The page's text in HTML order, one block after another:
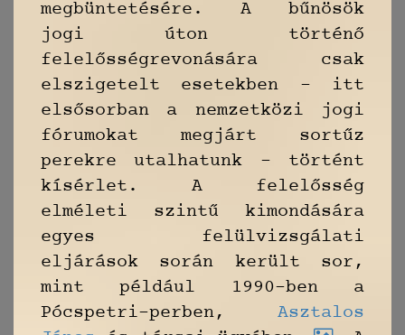
megbüntetésére. A bűnösök
jogi úton történő
felelősségrevonására csak
elszigetelt esetekben – itt
elsősorban a nemzetközi jogi
fórumokat megjárt sortűz
perekre utalhatunk – történt
kísérlet. A felelősség
elméleti szintű kimondására
egyes felülvizsgálati
eljárások során került sor,
mint például 1990-ben a
Pócspetri-perben, Asztalos